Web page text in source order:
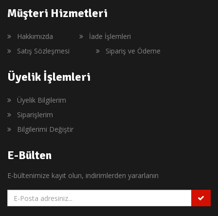
Müşteri Hizmetleri
Hakkımızda
İade İşlemleri
Satış Sözleşmesi
Sipariş ve Ödeme
Üyelik İşlemleri
Üyelik Bilgilerim
Siparişlerim
Bilgilerimi Değiştir
E-Bülten
E-bültenimize kayıt olun, indirimlerden yararlanın